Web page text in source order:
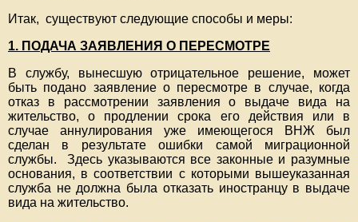
Итак, существуют следующие способы и меры:
1. ПОДАЧА ЗАЯВЛЕНИЯ О ПЕРЕСМОТРЕ
В службу, вынесшую отрицательное решение, может
быть подано заявление о пересмотре в случае, когда
отказ в рассмотрении заявления о выдаче вида на
жительство, о продлении срока его действия или в
случае аннулирования уже имеющегося ВНЖ был
сделан в результате ошибки самой миграционной
службы. Здесь указываются все законные и разумные
основания, в соответствии с которыми вышеуказанная
служба не должна была отказать иностранцу в выдаче
вида на жительство.